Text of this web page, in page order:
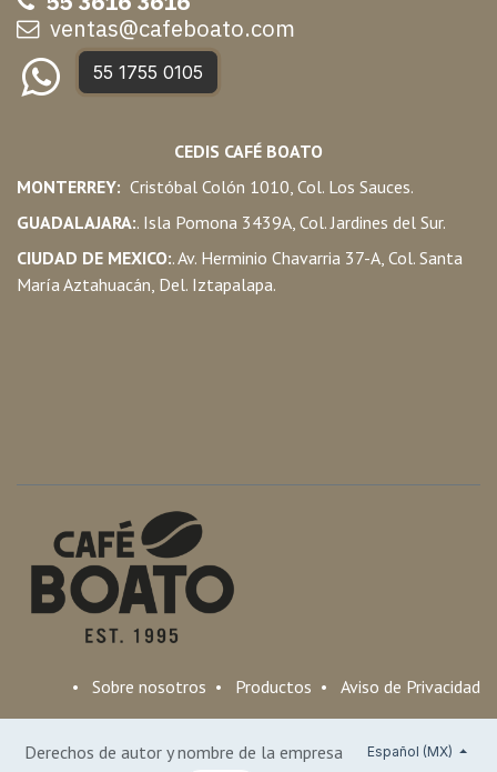
ventas@cafeboato.com
55 1755 0105
CEDIS CAFÉ BOATO
MONTERREY: Cristóbal Colón 1010, Col. Los Sauces.
GUADALAJARA:. Isla Pomona 3439A, Col. Jardines del Sur.
CIUDAD DE MEXICO:. Av. Herminio Chavarria 37-A, Col. Santa
María Aztahuacán, Del. Iztapalapa.
• Sobre nosotros • Productos • Aviso de Privacidad
Derechos de autor y nombre de la empresa Español (MX)